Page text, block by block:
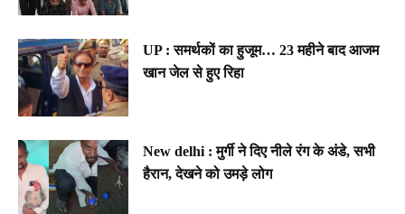
UP : समर्थकों का हुजूम… 23 महीने बाद आजम
खान जेल से हुए रिहा
New delhi : मुर्गी ने दिए नीले रंग के अंडे, सभी
हैरान, देखने को उमड़े लोग